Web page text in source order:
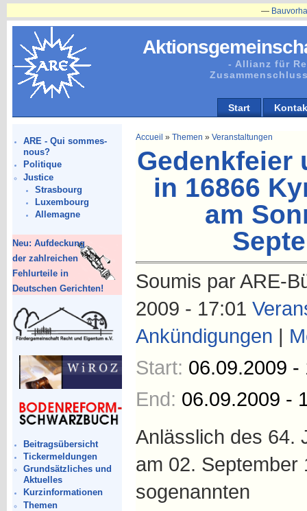
- Allianz für
Start
ARE - Qui sommes-
nous?
Politique
Justice
Strasbourg
Luxembourg
Allemagne
Neu: Aufdeckung
der zahlreichen
Fehlurteile in
Deutschen Gerichten!
Beitragsübersicht
Tickermeldungen
Grundsätzliches und
Aktuelles
Kurzinformationen
Themen
Bauvorhaben in
Accueil » Themen » Veranstaltungen
Gedenkfeier
in 16866
am
Soumis par ARE-
2009 - 17:01
Ankündigungen |
Start: 06.09.2009 -
End: 06.09.2009 -
Anlässlich des 64.
am 02. September
sogenannten